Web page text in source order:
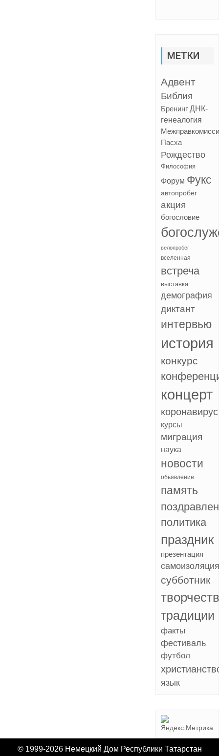
МЕТКИ
Адвент
Библия
Бренинг ДНК-
генеалогия
Пасха
Рождество
Философия
Форум Фукс
автопробег
акция
богословие
велопробег
вселенная
встреча
выставка
демография
диктант
интервью
история
конкурс
концерт
коронавирус
курсы
миграция
наука
новости
обьявление
память
политика
праздник
презентация
субботник
традиции
факты
фестиваль
футбол
язык
© 1999-2026 Немецкий Дом Республики Татарстан